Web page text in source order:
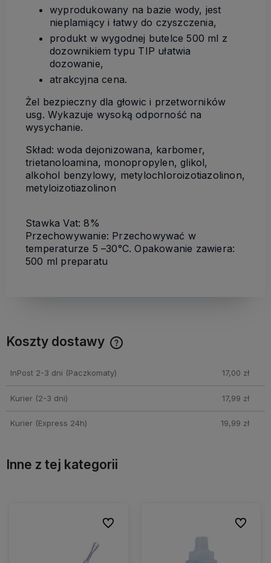
wyprodukowany na bazie wody, jest
nieplamiący i łatwy do czyszczenia,
produkt w wygodnej butelce 500 ml z
dozownikiem typu TIP ułatwia
dozowanie,
atrakcyjna cena.
Żel bezpieczny dla głowic i przetworników
usg. Wykazuje wysoką odporność na
wysychanie.
Skład: woda dejonizowana, karbomer,
trietanoloamina, monopropylen, glikol,
alkohol benzylowy, metylochloroizotiazolinon,
metyloizotiazolinon
Stawka Vat: 8%
Przechowywanie: Przechowywać w
temperaturze 5 –30°C. Opakowanie zawiera:
500 ml preparatu
Koszty dostawy
InPost 2-3 dni (Paczkomaty) 17,00 zł
Kurier (2-3 dni) 17,99 zł
Kurier (Express 24h) 19,99 zł
Inne z tej kategorii
Do ulubionych
Do ulubionych Do
Do